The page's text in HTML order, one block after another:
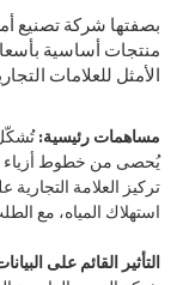
بصفتها شركة تصنيع
منتجات أساسية
الأمثل للعلامات
مساهمات رئيسية:تُشكّل
يُحصى من خطوط أزياء
تركيز العلامة
استهلاك المياه، مع
التأثير القائم على